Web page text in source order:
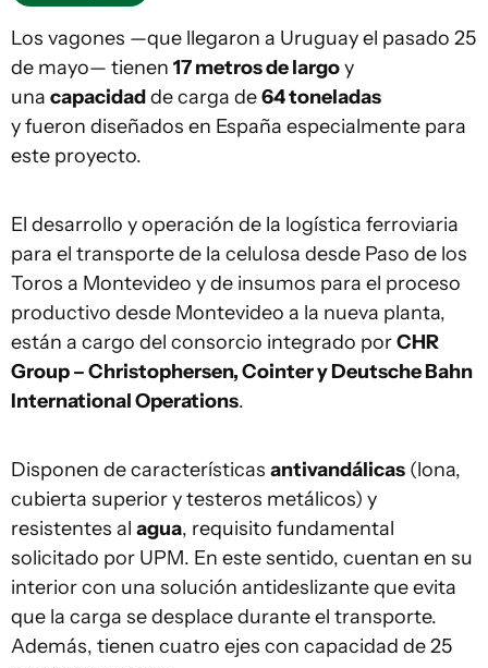
Los vagones —que llegaron a Uruguay el pasado 25
de mayo— tienen 17 metros de largoy
una capacidadde carga de64 toneladas
y fueron diseñados en España especialmente para
este proyecto.
El desarrollo y operación de la logística ferroviaria
para el transporte de la celulosa desde Paso de los
Toros a Montevideo y de insumos para el proceso
productivo desde Montevideo a la nueva planta,
están a cargo del consorcio integrado porCHR
Group – Christophersen, Cointer y Deutsche Bahn
International Operations.
Disponen de características antivandálicas (lona,
cubierta superior y testeros metálicos) y
resistentes al agua, requisito fundamental
solicitado por UPM. En este sentido, cuentan en su
interior con una solución antideslizante que evita
que la carga se desplace durante el transporte.
Además, tienen cuatro ejes con capacidad de 25